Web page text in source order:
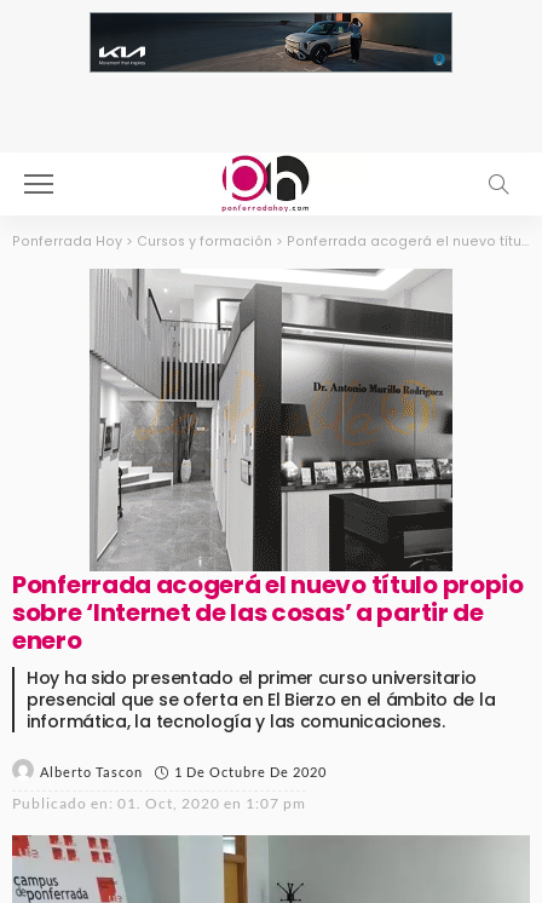
Ponferrada Hoy > Cursos y formación > Ponferrada acogerá el nuevo título propio sobre ‘Internet de las cosas’ a partir de enero
Ponferrada acogerá el nuevo título propio
sobre ‘Internet de las cosas’ a partir de
enero
Hoy ha sido presentado el primer curso universitario
presencial que se oferta en El Bierzo en el ámbito de la
informática, la tecnología y las comunicaciones.
Alberto Tascon 1 De Octubre De 2020
Publicado en: 01. Oct, 2020 en 1:07 pm